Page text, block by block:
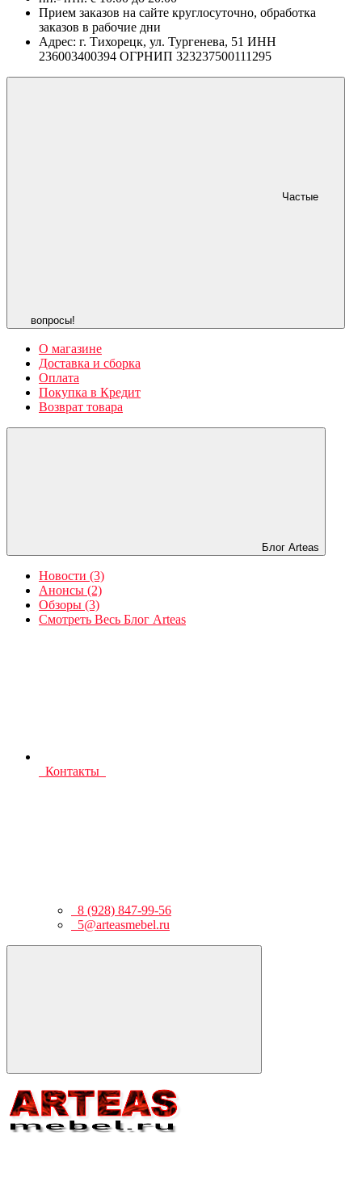
Прием заказов на сайте круглосуточно, обработка
заказов в рабочие дни
Адрес: г. Тихорецк, ул. Тургенева, 51 ИНН
236003400394 ОГРНИП 323237500111295
Частые
вопросы!
О магазине
Доставка и сборка
Оплата
Покупка в Кредит
Возврат товара
Блог Arteas
Новости (3)
Анонсы (2)
Обзоры (3)
Смотреть Весь Блог Arteas
Контакты
8 (928) 847-99-56
5@arteasmebel.ru